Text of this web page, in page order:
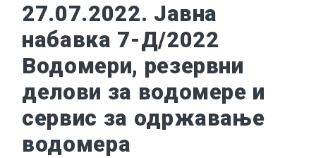
27.07.2022. Јавна
набавка 7-Д/2022
Водомери, резервни
делови за водомере и
сервис за одржавање
водомера